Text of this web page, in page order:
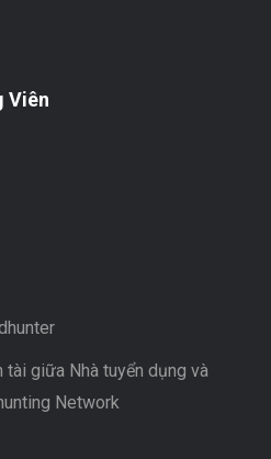
Viên
tài giữa Nhà tuyển dụng và
Network